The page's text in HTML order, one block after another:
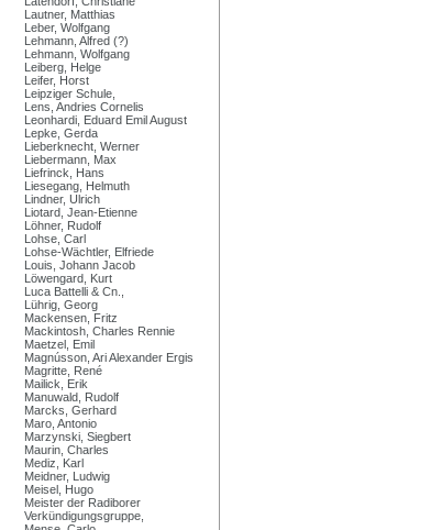
Lautner, Matthias
Leber, Wolfgang
Lehmann, Alfred (?)
Lehmann, Wolfgang
Leiberg, Helge
Leifer, Horst
Leipziger Schule,
Lens, Andries Cornelis
Leonhardi, Eduard Emil August
Lepke, Gerda
Lieberknecht, Werner
Liebermann, Max
Liefrinck, Hans
Liesegang, Helmuth
Lindner, Ulrich
Liotard, Jean-Etienne
Löhner, Rudolf
Lohse, Carl
Lohse-Wächtler, Elfriede
Louis, Johann Jacob
Löwengard, Kurt
Luca Battelli & Cn.,
Lührig, Georg
Mackensen, Fritz
Mackintosh, Charles Rennie
Maetzel, Emil
Magnússon, Ari Alexander Ergis
Magritte, René
Mailick, Erik
Manuwald, Rudolf
Marcks, Gerhard
Maro, Antonio
Marzynski, Siegbert
Maurin, Charles
Mediz, Karl
Meidner, Ludwig
Meisel, Hugo
Meister der Radiborer
Verkündigungsgruppe,